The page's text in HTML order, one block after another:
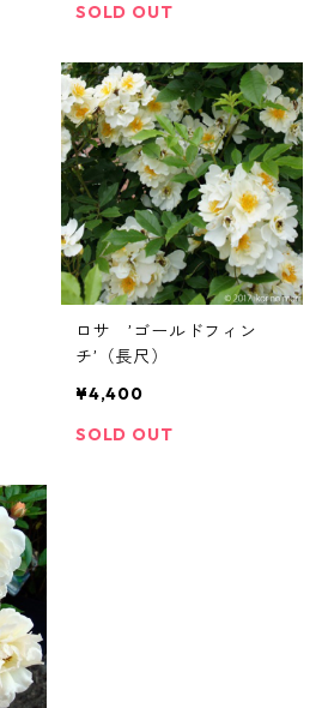
SOLD OUT
ロサ ’ゴールドフィン
チ’（長尺）
¥4,400
SOLD OUT